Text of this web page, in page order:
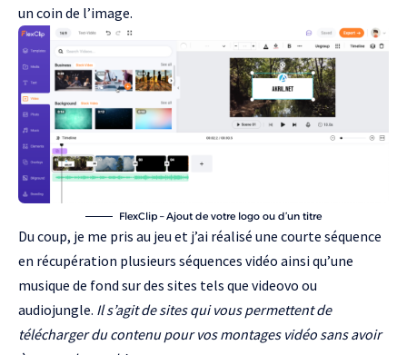
un coin de l’image.
FlexClip – Ajout de votre logo ou d’un titre
Du coup, je me pris au jeu et j’ai réalisé une courte séquence
en récupération plusieurs séquences vidéo ainsi qu’une
musique de fond sur des sites tels que videovo ou
audiojungle. Il s’agit de sites qui vous permettent de
télécharger du contenu pour vos montages vidéo sans avoir